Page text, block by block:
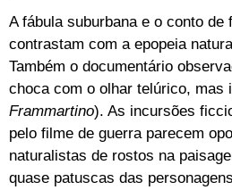
A fábula suburbana e o conto de
contrastam com a epopeia
Também o documentário
choca com o olhar telúrico, mas
Frammartino). As incursões
pelo filme de guerra parecem
naturalistas de rostos na
quase patuscas das